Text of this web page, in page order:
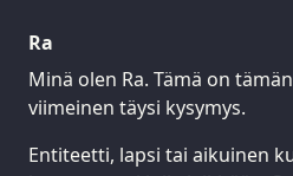
Ra
Minä olen Ra. Tämä on
viimeinen täysi kysymys.
Entiteetti, lapsi tai aikuinen